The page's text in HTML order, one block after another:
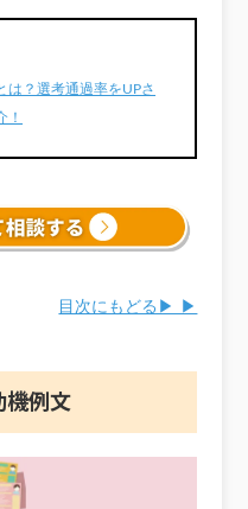
は？選考通過率をUPさ
！
目次にもどる▶ ▶
機例文